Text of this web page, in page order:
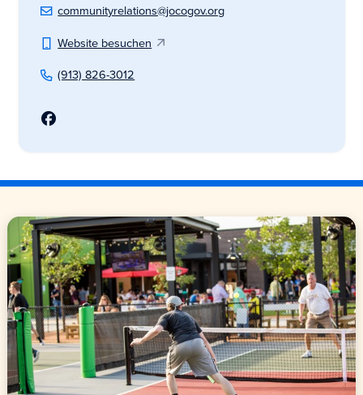
communityrelations@jocogov.org
Website besuchen
(913) 826-3012